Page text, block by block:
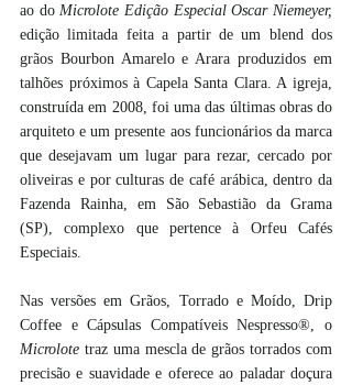
ao do Microlote Edição Especial Oscar Niemeyer,
edição limitada feita a partir de um blend dos
grãos Bourbon Amarelo e Arara produzidos em
talhões próximos à Capela Santa Clara. A igreja,
construída em 2008, foi uma das últimas obras do
arquiteto e um presente aos funcionários da marca
que desejavam um lugar para rezar, cercado por
oliveiras e por culturas de café arábica, dentro da
Fazenda Rainha, em São Sebastião da Grama
(SP), complexo que pertence à Orfeu Cafés
Especiais.
Nas versões em Grãos, Torrado e Moído, Drip
Microlote traz uma mescla de grãos torrados com
precisão e suavidade e oferece ao paladar doçura